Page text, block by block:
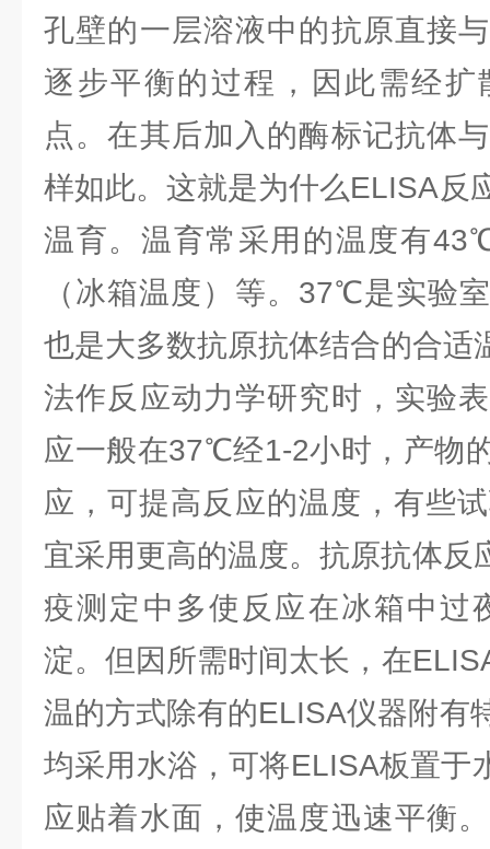
孔壁的一层溶液中的抗原直接
逐步平衡的过程，因此需经
点。在其后加入的酶标记抗体
样如此。这就是为什么ELISA反
温育。温育常采用的温度有
（冰箱温度）等。37℃是实验
也是大多数抗原抗体结合的合适
法作反应动力学研究时，实验
应一般在37℃经1-2小时，产物
应，可提高反应的温度，有些
宜采用更高的温度。抗原抗体
疫测定中多使反应在冰箱中过
淀。但因所需时间太长，在
温的方式除有的ELISA仪器附有
均采用水浴，可将ELISA板置于
应贴着水面，使温度迅速平衡